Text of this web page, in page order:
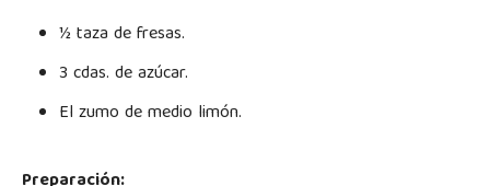
½ taza de fresas.
3 cdas. de azúcar.
El zumo de medio limón.